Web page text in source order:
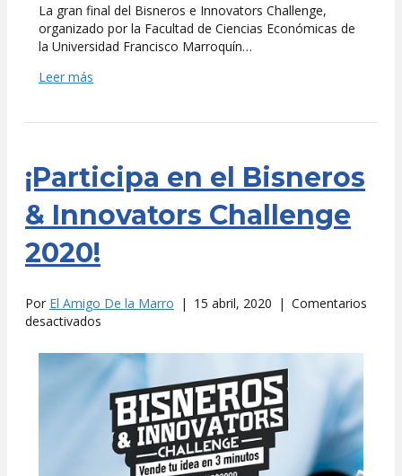
La gran final del Bisneros e Innovators Challenge,
organizado por la Facultad de Ciencias Económicas de
la Universidad Francisco Marroquín…
Leer más
¡Participa en el Bisneros
& Innovators Challenge
2020!
Por El Amigo De la Marro | 15 abril, 2020 | Comentarios
desactivados
en
el
Bisneros
&
Innovators
Challenge
2020!